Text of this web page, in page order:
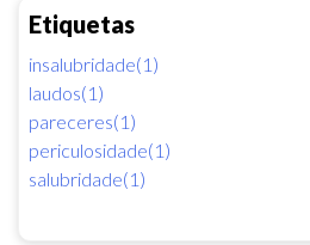
Etiquetas
insalubridade(1)
laudos(1)
pareceres(1)
periculosidade(1)
salubridade(1)